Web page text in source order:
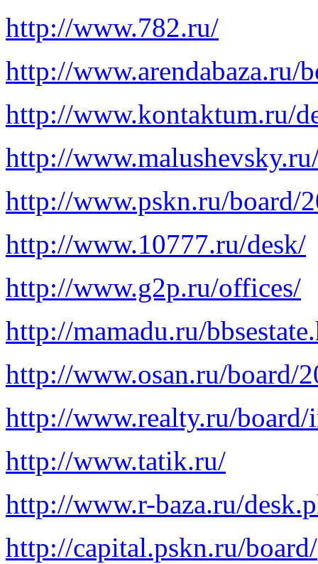
http://www.782.ru/
http://www.arendabaza.ru/
http://www.kontaktum.ru/
http://
http://www.pskn.ru/board/
http://www.10777.ru/desk/
http://www.g2p.ru/offices/
http://mamadu.ru/
http://www.osan.ru/board/
http://www.realty.ru/board/
http://www.tatik.ru/
http://www.r-baza.ru/
http://capital.pskn.ru/board/